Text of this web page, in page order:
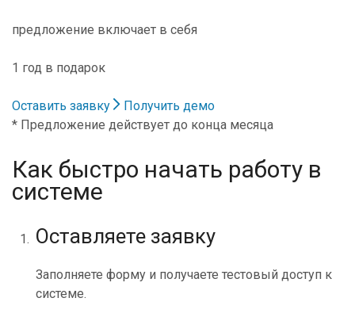
предложение включает в себя
1 год в подарок
Оставить заявку
Получить демо
* Предложение действует до конца месяца
Как быстро начать работу в
системе
Оставляете заявку
Заполняете форму и получаете тестовый доступ к
системе.